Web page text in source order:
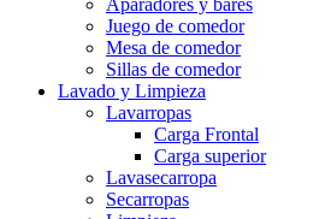
Aparadores y bares
Juego de comedor
Mesa de comedor
Sillas de comedor
Lavado y Limpieza
Lavarropas
Carga Frontal
Carga superior
Lavasecarropa
Secarropas